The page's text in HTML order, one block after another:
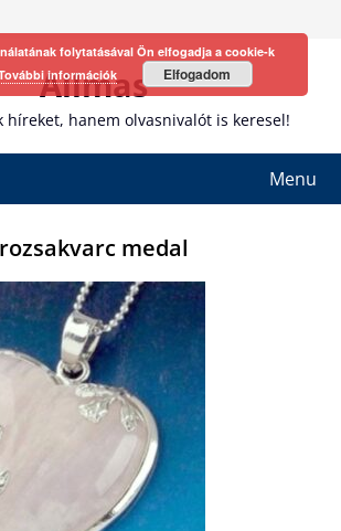
Allmas
híreket, hanem olvasnivalót is keresel!
Menu
rozsakvarc medal
folytatásával Ön elfogadja a cookie-k
információk Elfogadom